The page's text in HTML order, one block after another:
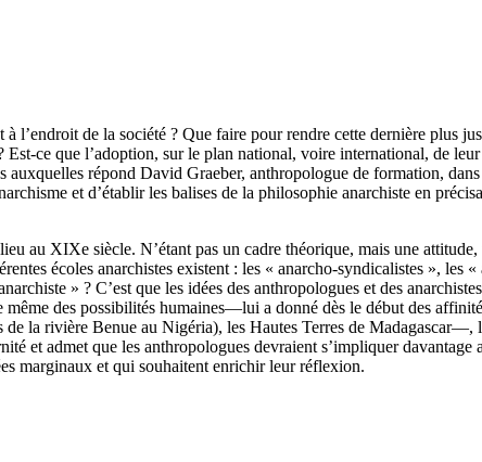
l’endroit de la société ? Que faire pour rendre cette dernière plus
Est-ce que l’adoption, sur le plan national, voire international, de
répond David Graeber, anthropologue de formation,
et d’établir les balises de la philosophie anarchiste en
au XIXe siècle. N’étant pas un cadre théorique, mais une
écoles anarchistes existent : les « anarcho-syndicalistes »,
» ? C’est que les idées des anthropologues et des
des possibilités humaines—lui a donné dès le début des
la rivière Benue au Nigéria), les Hautes Terres de
et admet que les anthropologues devraient s’impliquer
marginaux et qui souhaitent enrichir leur réflexion.